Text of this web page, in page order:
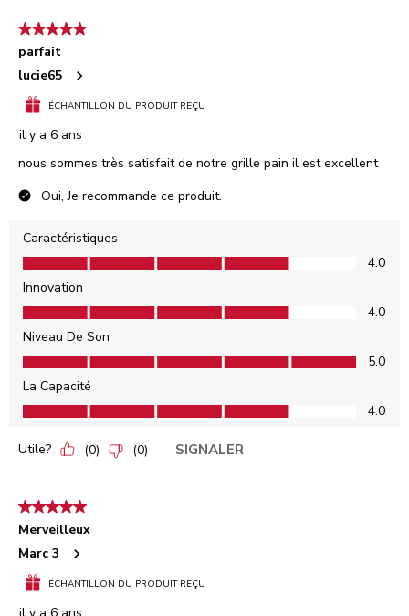
5 étoile(s) sur 5.
parfait
lucie65
ÉCHANTILLON DU PRODUIT REÇU
il y a 6 ans
nous sommes très satisfait de notre grille pain il est excellent
Oui, Je recommande ce produit.
Caractéristiques
Caractéristiques, 4.0 sur 5
4.0
Innovation
Innovation, 4.0 sur 5
4.0
Niveau De Son
Niveau De Son, 5.0 sur 5
5.0
La Capacité
La Capacité, 4.0 sur 5
4.0
Utile? (0) (0) SIGNALER
5 étoile(s) sur 5.
Merveilleux
Marc 3
ÉCHANTILLON DU PRODUIT REÇU